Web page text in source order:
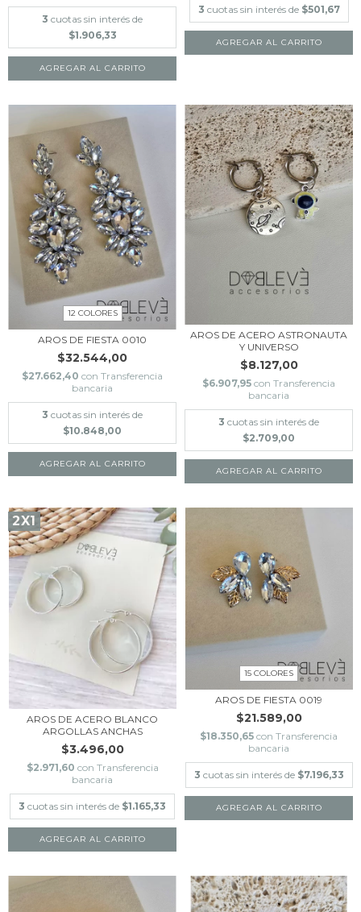
3 cuotas sin interés de
$1.906,33
AGREGAR AL CARRITO
3 cuotas sin interés de $501,67
AGREGAR AL CARRITO
12 COLORES
AROS DE FIESTA 0010
$32.544,00
$27.662,40 con Transferencia
bancaria
3 cuotas sin interés de
$10.848,00
AGREGAR AL CARRITO
AROS DE ACERO ASTRONAUTA
Y UNIVERSO
$8.127,00
$6.907,95 con Transferencia
bancaria
3 cuotas sin interés de
$2.709,00
2X1
AROS DE ACERO BLANCO
ARGOLLAS ANCHAS
$3.496,00
$2.971,60 con Transferencia
bancaria
3 cuotas sin interés de $1.165,33
AGREGAR AL CARRITO
15 COLORES
AROS DE FIESTA 0019
$21.589,00
$18.350,65 con Transferencia
bancaria
3 cuotas sin interés de $7.196,33
AGREGAR AL CARRITO